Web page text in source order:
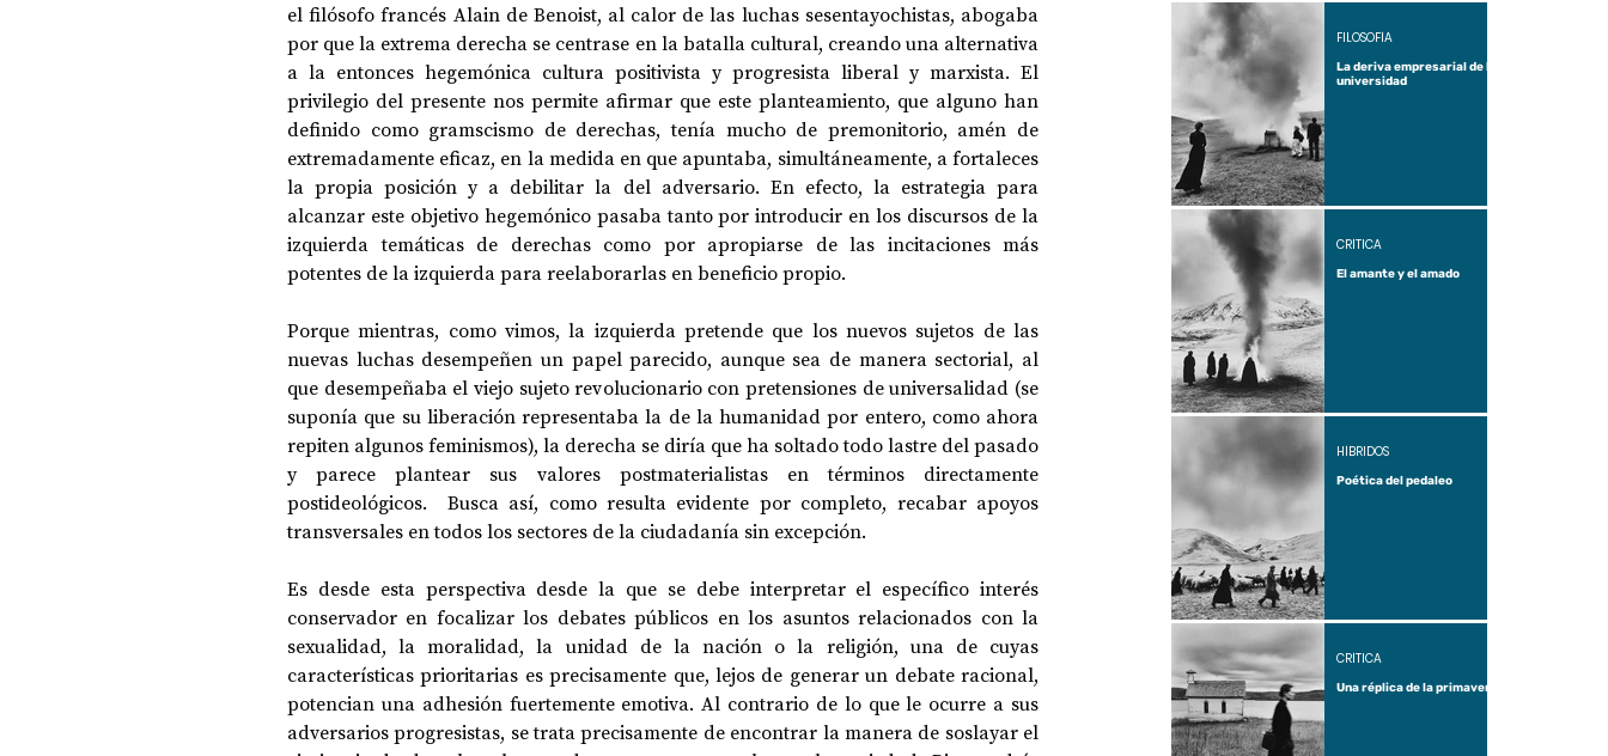
el filósofo francés Alain de Benoist, al calor de las luchas sesentayochistas, abogaba
por que la extrema derecha se centrase en la batalla cultural, creando una alternativa
a la entonces hegemónica cultura positivista y progresista liberal y marxista. El
privilegio del presente nos permite afirmar que este planteamiento, que alguno han
definido como gramscismo de derechas, tenía mucho de premonitorio, amén de
extremadamente eficaz, en la medida en que apuntaba, simultáneamente, a fortaleces
la propia posición y a debilitar la del adversario. En efecto, la estrategia para
alcanzar este objetivo hegemónico pasaba tanto por introducir en los discursos de la
izquierda temáticas de derechas como por apropiarse de las incitaciones más
potentes de la izquierda para reelaborarlas en beneficio propio.
Porque mientras, como vimos, la izquierda pretende que los nuevos sujetos de las
nuevas luchas desempeñen un papel parecido, aunque sea de manera sectorial, al
que desempeñaba el viejo sujeto revolucionario con pretensiones de universalidad (se
suponía que su liberación representaba la de la humanidad por entero, como ahora
repiten algunos feminismos), la derecha se diría que ha soltado todo lastre del pasado
y parece plantear sus valores postmaterialistas en términos directamente
postideológicos.  Busca así, como resulta evidente por completo, recabar apoyos
transversales en todos los sectores de la ciudadanía sin excepción.
Es desde esta perspectiva desde la que se debe interpretar el específico interés
conservador en focalizar los debates públicos en los asuntos relacionados con la
sexualidad, la moralidad, la unidad de la nación o la religión, una de cuyas
características prioritarias es precisamente que, lejos de generar un debate racional,
potencian una adhesión fuertemente emotiva. Al contrario de lo que le ocurre a sus
adversarios progresistas, se trata precisamente de encontrar la manera de soslayar el
La deriva empresarial de la
universidad
FILOSOFÍA
El amante y el amado
CRÍTICA
Poética del pedaleo
HÍBRIDOS
Una réplica de la primavera
CRÍTICA